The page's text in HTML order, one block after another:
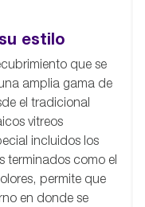
estilo
que se
amplia gama de
el tradicional
vitreos
incluidos los
terminados como el
permite que
en donde se